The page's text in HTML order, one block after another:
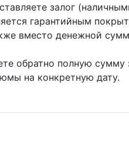
залог
гарантийным
вместо денежной
обратно полную сумму
на конкретную дату.